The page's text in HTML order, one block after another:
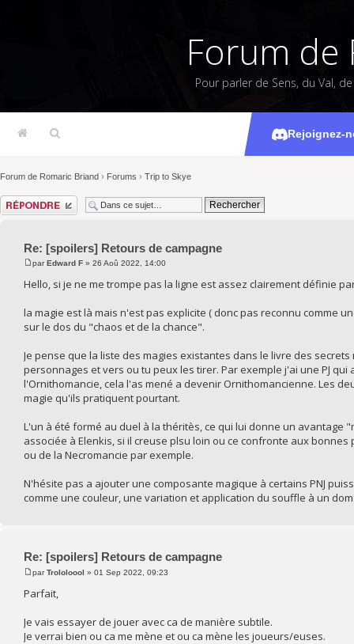
Forum de
Pour parler de Sens, du Val,
Rejoignez-
Forum de Romaric Briand › Forums › Trip to Skye
Répondre
Re: [spoilers] Retours de campagne
parEdward F » 26 Aoû 2022, 14:00
Hello, si je ne me trompe pas la ligne est assez clairement définie
la magie est là mais n'est pas explicite ( donc pas reconnu comme
sur le dos du "chaos et de la chance".
Je pense que la liste des magies existantes dans le livre des
personnages et vers ou tu peux les tirer. Par exemple j'ai une PJ
l'Ornithomancie, cela l'as mené a devenir Ornithomancienne. Les
magie qu'ils pratiquent pourtant.
L'un à été formé au duel à la théritès, ce qui lui donne un
associée à Elenkis, si il creuse plsu loin ou ce confronte aux
ou de la Necromancie par exemple.
N'hésite pas a ajouter une composante magique à certains PNJ
comme une couleur, une variation et application du souffle à un
Re: [spoilers] Retours de campagne
parTrololoool » 01 Sep 2022, 09:23
Parfait,
Je vais essayer de jouer avec ca de manière subtile.
Je verrai bien ou ca me mène et ou ca mène les joueurs/euses.